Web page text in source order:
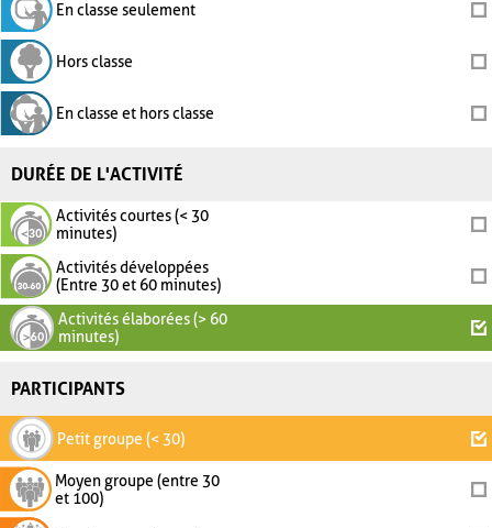
En classe seulement
Hors classe
En classe et hors classe
DURÉE DE L'ACTIVITÉ
Activités courtes (< 30
minutes)
Activités développées
(Entre 30 et 60 minutes)
Activités élaborées (> 60
minutes)
PARTICIPANTS
Petit groupe (< 30)
Moyen groupe (entre 30
et 100)